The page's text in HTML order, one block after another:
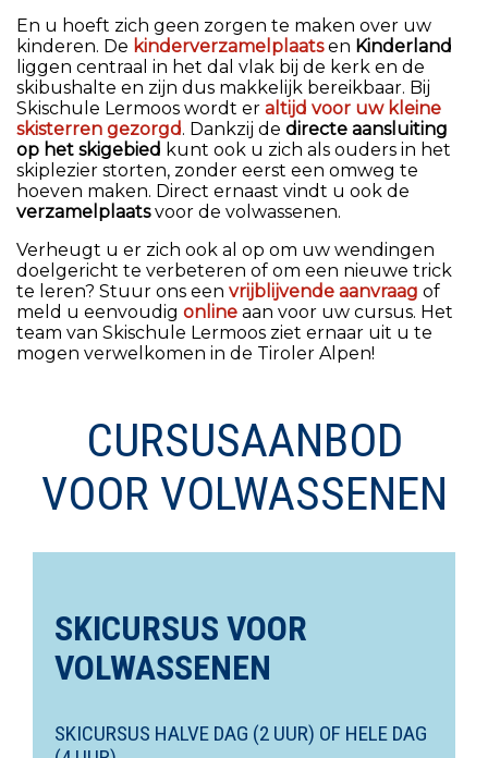
En u hoeft zich geen zorgen te maken over uw
kinderen. De kinderverzamelplaatsen Kinderland
liggen centraal in het dal vlak bij de kerk en de
skibushalte en zijn dus makkelijk bereikbaar. Bij
Skischule Lermoos wordt er altijd voor uw kleine
skisterren gezorgd. Dankzij de directe aansluiting
op het skigebied kunt ook u zich als ouders in het
skiplezier storten, zonder eerst een omweg te
hoeven maken. Direct ernaast vindt u ook de
verzamelplaatsvoor de volwassenen.
Verheugt u er zich ook al op om uw wendingen
doelgericht te verbeteren of om een nieuwe trick
te leren? Stuur ons een vrijblijvende aanvraag of
meld u eenvoudig online aan voor uw cursus. Het
team van Skischule Lermoos ziet ernaar uit u te
mogen verwelkomen in de Tiroler Alpen!
CURSUSAANBOD
VOOR VOLWASSENEN
SKICURSUS VOOR
VOLWASSENEN
SKICURSUS HALVE DAG (2 UUR) OF HELE DAG